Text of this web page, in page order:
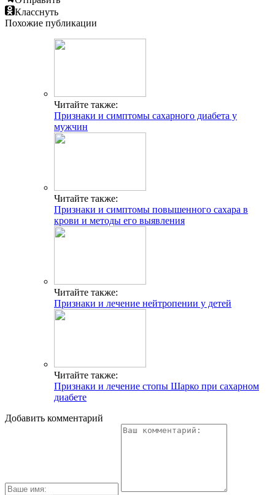
Класснуть
Похожие публикации
Читайте также:
Признаки и симптомы сахарного диабета у
мужчин
Читайте также:
Признаки и симптомы повышенного сахара в
крови и методы его выявления
Читайте также:
Признаки и лечение нейтропении у детей
Читайте также:
Признаки и лечение стопы Шарко при сахарном
диабете
Добавить комментарий